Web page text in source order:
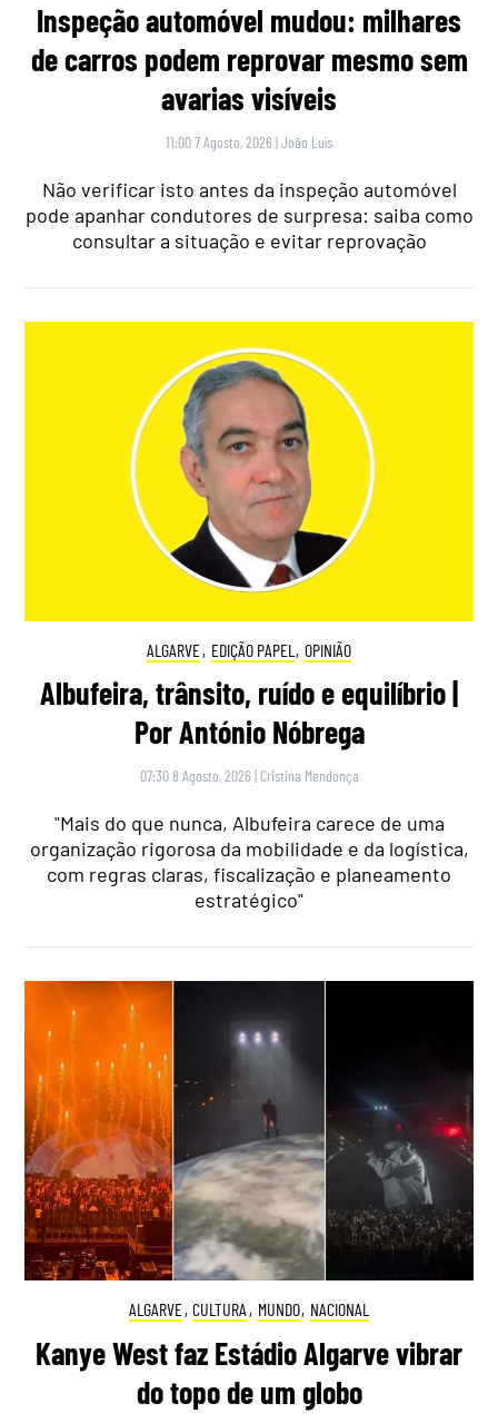
Inspeção automóvel mudou: milhares
de carros podem reprovar mesmo sem
avarias visíveis
11:00 7 Agosto, 2026 |João Luís
Não verificar isto antes da inspeção automóvel
pode apanhar condutores de surpresa: saiba como
consultar a situação e evitar reprovação
ALGARVE, EDIÇÃO PAPEL , OPINIÃO
Albufeira, trânsito, ruído e equilíbrio |
Por António Nóbrega
07:30 8 Agosto, 2026 | Cristina Mendonça
"Mais do que nunca, Albufeira carece de uma
organização rigorosa da mobilidade e da logística,
com regras claras, fiscalização e planeamento
estratégico"
ALGARVE, CULTURA , MUNDO, NACIONAL
Kanye West faz Estádio Algarve vibrar
do topo de um globo